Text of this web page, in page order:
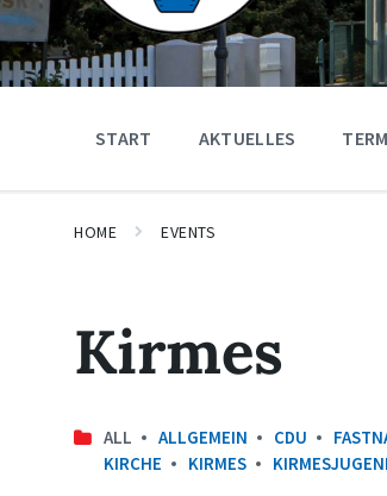
START AKTUELLES
HOME EVENTS
Kirmes
ALL ALLGEMEIN CDU
KIRCHE
KIRMES